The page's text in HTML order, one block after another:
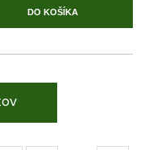
DO KOŠÍKA